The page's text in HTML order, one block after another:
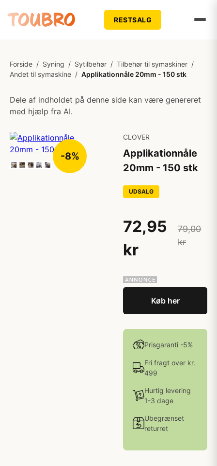
RESTSALG
Forside / Syning / Sytilbehør / Tilbehør til symaskiner /
Andet til symaskine / Applikationnåle 20mm - 150 stk
Dele af indholdet på denne side kan være genereret
med hjælp fra AI.
-8%
CLOVER
Applikationnåle
20mm - 150 stk
UDSALG
72,95
kr
79,00
kr
Køb her
Prisgaranti -5%
Fri fragt over kr.
499
Hurtig levering
1-3 dage
Ubegrænset
returret